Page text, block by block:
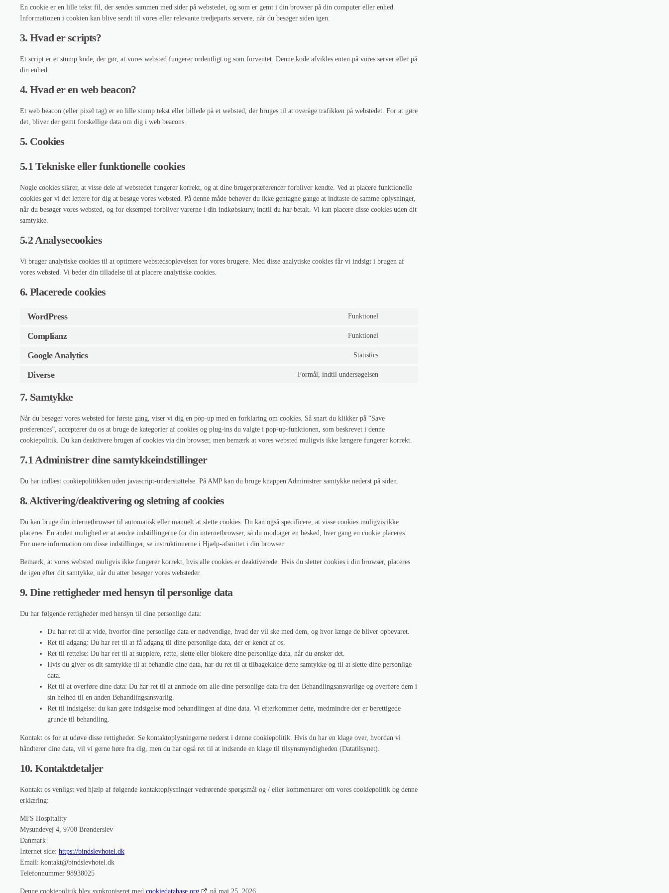
En cookie er en lille tekst fil, der sendes sammen med sider på webstedet, og som er gemt i din browser på din computer eller enhed.
Informationen i cookien kan blive sendt til vores eller relevante tredjeparts servere, når du besøger siden igen.
3. Hvad er scripts?
Et script er et stump kode, der gør, at vores websted fungerer ordentligt og som forventet. Denne kode afvikles enten på vores server eller på
din enhed.
4. Hvad er en web beacon?
Et web beacon (eller pixel tag) er en lille stump tekst eller billede på et websted, der bruges til at overåge trafikken på webstedet. For at gøre
det, bliver der gemt forskellige data om dig i web beacons.
5. Cookies
5.1 Tekniske eller funktionelle cookies
Nogle cookies sikrer, at visse dele af webstedet fungerer korrekt, og at dine brugerpræferencer forbliver kendte. Ved at placere funktionelle
cookies gør vi det lettere for dig at besøge vores websted. På denne måde behøver du ikke gentagne gange at indtaste de samme oplysninger,
når du besøger vores websted, og for eksempel forbliver varerne i din indkøbskurv, indtil du har betalt. Vi kan placere disse cookies uden dit
samtykke.
5.2 Analysecookies
Vi bruger analytiske cookies til at optimere webstedsoplevelsen for vores brugere. Med disse analytiske cookies får vi indsigt i brugen af ​​
vores websted. Vi beder din tilladelse til at placere analytiske cookies.
6. Placerede cookies
WordPress Funktionel
Complianz Funktionel
Google Analytics Statistics
Diverse Formål, indtil undersøgelsen
7. Samtykke
Når du besøger vores websted for første gang, viser vi dig en pop-up med en forklaring om cookies. Så snart du klikker på “Save
preferences”, accepterer du os at bruge de kategorier af cookies og plug-ins du valgte i pop-up-funktionen, som beskrevet i denne
cookiepolitik. Du kan deaktivere brugen af ​​cookies via din browser, men bemærk at vores websted muligvis ikke længere fungerer korrekt.
7.1 Administrer dine samtykkeindstillinger
Du har indlæst cookiepolitikken uden javascript-understøttelse. På AMP kan du bruge knappen Administrer samtykke nederst på siden.
8. Aktivering/deaktivering og sletning af cookies
Du kan bruge din internetbrowser til automatisk eller manuelt at slette cookies. Du kan også specificere, at visse cookies muligvis ikke
placeres. En anden mulighed er at ændre indstillingerne for din internetbrowser, så du modtager en besked, hver gang en cookie placeres.
For mere information om disse indstillinger, se instruktionerne i Hjælp-afsnittet i din browser.
Bemærk, at vores websted muligvis ikke fungerer korrekt, hvis alle cookies er deaktiverede. Hvis du sletter cookies i din browser, placeres
de igen efter dit samtykke, når du atter besøger vores websteder.
9. Dine rettigheder med hensyn til personlige data
Du har følgende rettigheder med hensyn til dine personlige data:
Du har ret til at vide, hvorfor dine personlige data er nødvendige, hvad der vil ske med dem, og hvor længe de bliver opbevaret.
Ret til adgang: Du har ret til at få adgang til dine personlige data, der er kendt af os.
Ret til rettelse: Du har ret til at supplere, rette, slette eller blokere dine personlige data, når du ønsker det.
Hvis du giver os dit samtykke til at behandle dine data, har du ret til at tilbagekalde dette samtykke og til at slette dine personlige
data.
Ret til at overføre dine data: Du har ret til at anmode om alle dine personlige data fra den Behandlingsansvarlige og overføre dem i
sin helhed til en anden Behandlingsansvarlig.
Ret til indsigelse: du kan gøre indsigelse mod behandlingen af ​​dine data. Vi efterkommer dette, medmindre der er berettigede
grunde til behandling.
Kontakt os for at udøve disse rettigheder. Se kontaktoplysningerne nederst i denne cookiepolitik. Hvis du har en klage over, hvordan vi
håndterer dine data, vil vi gerne høre fra dig, men du har også ret til at indsende en klage til tilsynsmyndigheden (Datatilsynet).
10. Kontaktdetaljer
Kontakt os venligst ved hjælp af følgende kontaktoplysninger vedrørende spørgsmål og / eller kommentarer om vores cookiepolitik og denne
erklæring:
MFS Hospitality
Mysundevej 4, 9700 Brønderslev
Danmark
Internet side: https://bindslevhotel.dk
Email: kontakt@bindslevhotel.dk
Telefonnummer 98938025
Denne cookiepolitik blev synkroniseret med cookiedatabase.org på maj 25, 2026.